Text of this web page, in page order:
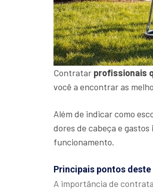
Contratar profissionais
você a encontrar as
Além de indicar como
dores de cabeça e
funcionamento.
Principais pontos deste
A importância de